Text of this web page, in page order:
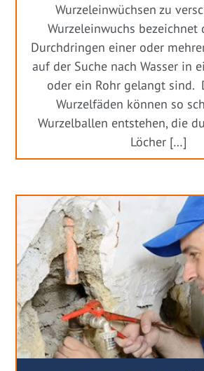
Wurzeleinwüchsen zu
Wurzeleinwuchs bezeichnet
Durchdringen einer oder
auf der Suche nach Wasser in
oder ein Rohr gelangt sind.
Wurzelfäden können so
Wurzelballen entstehen, die
Löcher […]